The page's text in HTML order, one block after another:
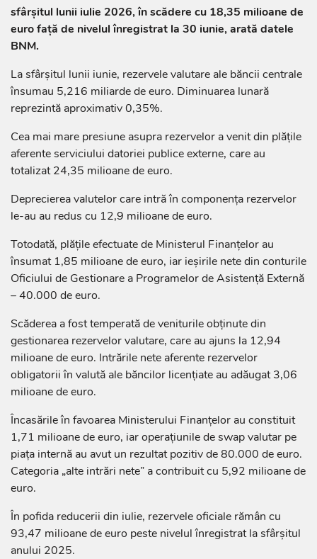
sfârșitul lunii iulie 2026, în scădere cu 18,35 milioane de
euro față de nivelul înregistrat la 30 iunie, arată datele
BNM.
La sfârșitul lunii iunie, rezervele valutare ale băncii centrale
însumau 5,216 miliarde de euro. Diminuarea lunară
reprezintă aproximativ 0,35%.
Cea mai mare presiune asupra rezervelor a venit din plățile
aferente serviciului datoriei publice externe, care au
totalizat 24,35 milioane de euro.
Deprecierea valutelor care intră în componența rezervelor
le-au au redus cu 12,9 milioane de euro.
Totodată, plățile efectuate de Ministerul Finanțelor au
însumat 1,85 milioane de euro, iar ieșirile nete din conturile
Oficiului de Gestionare a Programelor de Asistență Externă
– 40.000 de euro.
Scăderea a fost temperată de veniturile obținute din
gestionarea rezervelor valutare, care au ajuns la 12,94
milioane de euro. Intrările nete aferente rezervelor
obligatorii în valută ale băncilor licențiate au adăugat 3,06
milioane de euro.
Încasările în favoarea Ministerului Finanțelor au constituit
1,71 milioane de euro, iar operațiunile de swap valutar pe
piața internă au avut un rezultat pozitiv de 80.000 de euro.
Categoria „alte intrări nete” a contribuit cu 5,92 milioane de
euro.
În pofida reducerii din iulie, rezervele oficiale rămân cu
93,47 milioane de euro peste nivelul înregistrat la sfârșitul
anului 2025.